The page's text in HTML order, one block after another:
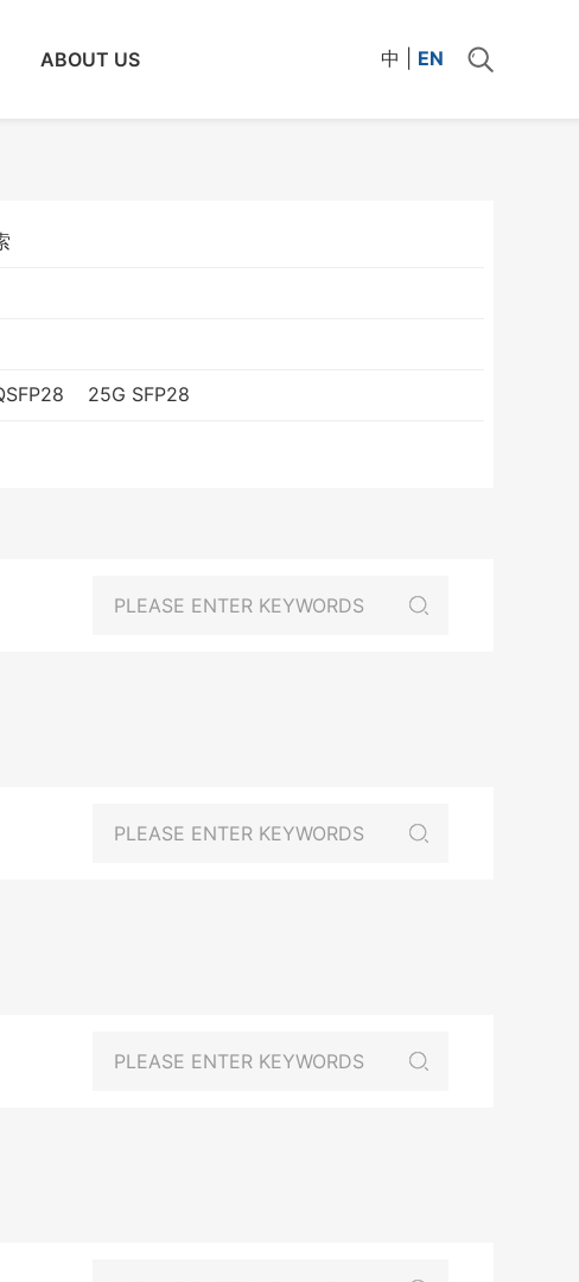
ABOUT US 中 EN
25G SFP28